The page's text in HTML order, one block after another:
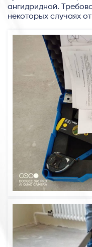
ангидридной.
некоторых случаях